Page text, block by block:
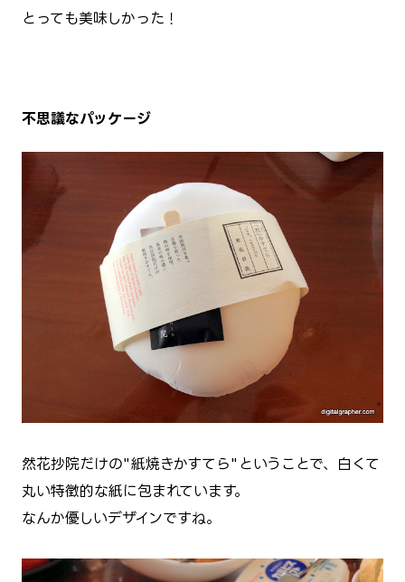
とっても美味しかった！
不思議なパッケージ
然花抄院だけの"紙焼きかすてら"ということで、白くて
丸い特徴的な紙に包まれています。
なんか優しいデザインですね。